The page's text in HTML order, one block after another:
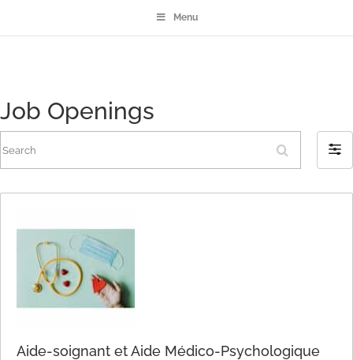
Menu
Job Openings
Filter
by
Aide-soignant et Aide Médico-Psychologique